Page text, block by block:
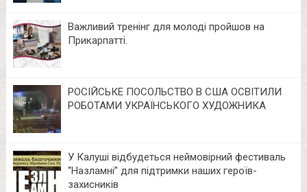
Важливий тренінг для молоді пройшов на
Прикарпатті.
РОСІЙСЬКЕ ПОСОЛЬСТВО В США ОСВІТИЛИ
РОБОТАМИ УКРАЇНСЬКОГО ХУДОЖНИКА
У Калуші відбудеться неймовірний фестиваль
“Назламні” для підтримки наших героїв-
захисників